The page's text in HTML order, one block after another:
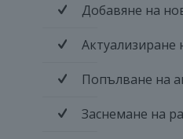
Добавяне на
Актуализиране
Попълване на
Заснемане на